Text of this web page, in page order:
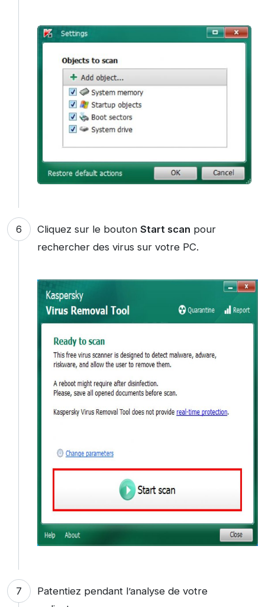
Cliquez sur le bouton Start scan pour
rechercher des virus sur votre PC.
Patentiez pendant l’analyse de votre